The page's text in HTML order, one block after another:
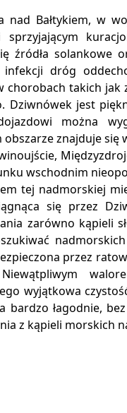
nad Bałtykiem, w
sprzyjającym
źródła solankowe
infekcji dróg
chorobach takich
Dziwnówek jest
można
obszarze znajduje
wschodnim
tej nadmorskiej
się przez
zarówno kąpieli
przez
wyjątkowa
bardzo łagodnie,
z kąpieli morskich